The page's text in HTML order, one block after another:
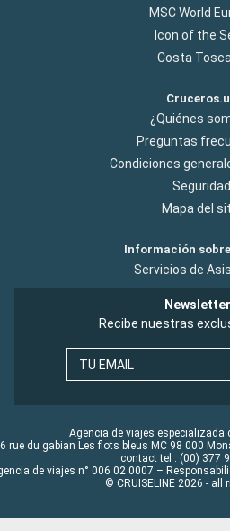
MSC World
Icon of the
Costa
¿Quiénes
Preguntas
Condiciones
Seguridad
Mapa del
Información
Servicios de
Recibe nuestras
TU EMAIL
Agencia de viajes especializada
rue du gabian Les flots bleus MC 98 000
contact tel : (00) 377
de viajes n° 006 02 0007 –
© CRUISELINE 2026 - all